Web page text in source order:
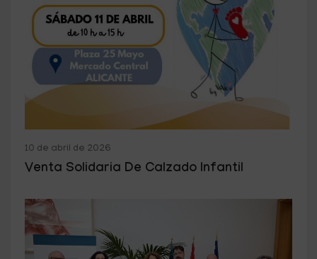
10 de abril de 2026
Venta Solidaria De Calzado Infantil